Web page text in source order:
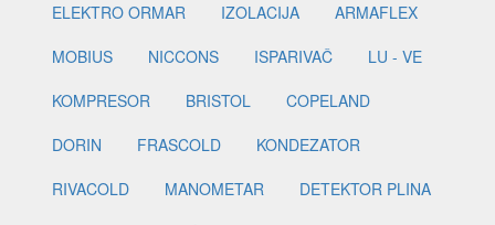
ELEKTRO ORMAR
IZOLACIJA
ARMAFLEX
MOBIUS
NICCONS ISPARIVAČ
LU - VE
KOMPRESOR
BRISTOL
COPELAND
DORIN
FRASCOLD
KONDEZATOR
RIVACOLD
MANOMETAR
DETEKTOR PLINA